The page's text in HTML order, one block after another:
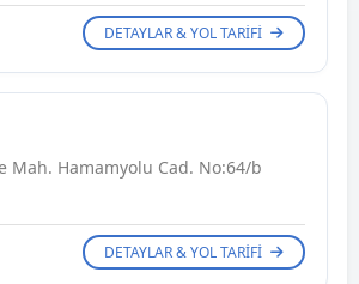
DETAYLAR & YOL TARIFI
Mah. Hamamyolu Cad. No:64/b
DETAYLAR & YOL TARIFI